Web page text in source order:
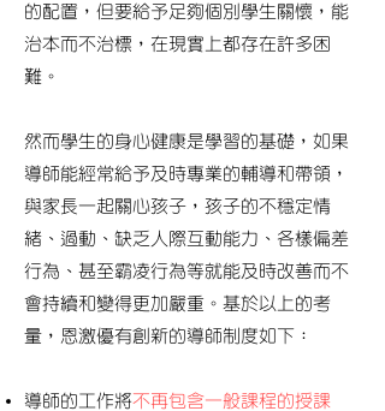
的配置，但要給予足夠個別學生關懷，能
治本而不治標，在現實上都存在許多困
難。
然而學生的身心健康是學習的基礎，如果
導師能經常給予及時專業的輔導和帶領，
與家長一起關心孩子，孩子的不穩定情
緒、過動、缺乏人際互動能力、各樣偏差
行為、甚至霸凌行為等就能及時改善而不
會持續和變得更加嚴重。 基於以上的考
量，恩激優有創新的導師制度如下：
導師的工作將不再包含一般課程的授課